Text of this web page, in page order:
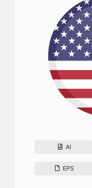
AI
EPS